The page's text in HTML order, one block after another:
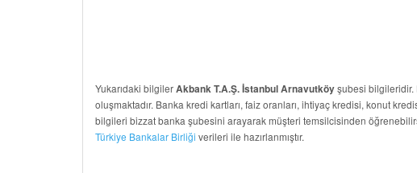
Yukarıdaki bilgilerAkbank T.A.Ş. İstanbul Arnavutköyşubesi
oluşmaktadır. Banka kredi kartları, faiz oranları, ihtiyaç kredisi, konut
bilgileri bizzat banka şubesini arayarak müşteri temsilcisinden
Türkiye Bankalar Birliği verileri ile hazırlanmıştır.